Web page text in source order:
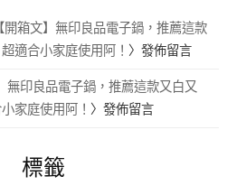
【開箱文】無印良品電子鍋，推薦這款
適合小家庭使用阿！ 〉發佈留言
無印良品電子鍋，推薦這款又白又
家庭使用阿！ 〉發佈留言
標籤